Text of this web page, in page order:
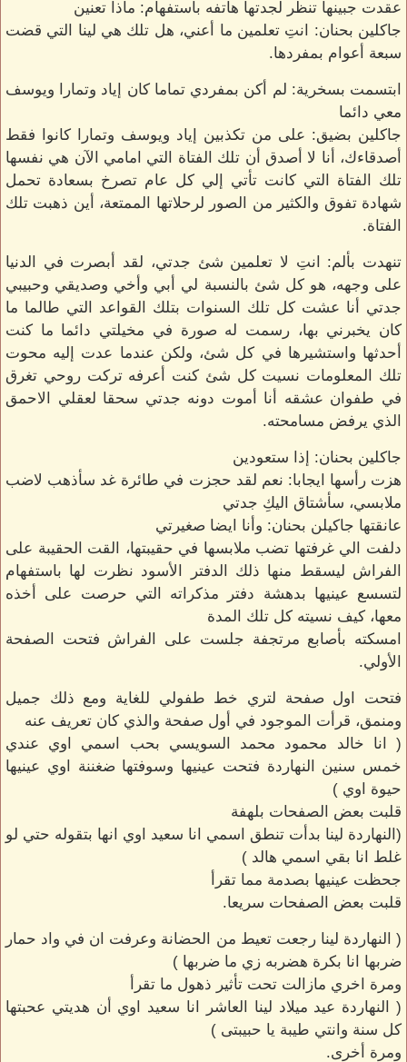
عقدت جبينها تنظر لجدتها هاتفه باستفهام: ماذا تعنين
جاكلين بحنان: انتِ تعلمين ما أعني، هل تلك هي لينا التي قضت
سبعة أعوام بمفردها.
ابتسمت بسخرية: لم أكن بمفردي تماما كان إياد وتمارا ويوسف
معي دائما
جاكلين بضيق: على من تكذبين إياد ويوسف وتمارا كانوا فقط
أصدقاءك، أنا لا أصدق أن تلك الفتاة التي امامي الآن هي نفسها
تلك الفتاة التي كانت تأتي إلي كل عام تصرخ بسعادة تحمل
شهادة تفوق والكثير من الصور لرحلاتها الممتعة، أين ذهبت تلك
الفتاة.
تنهدت بألم: انتِ لا تعلمين شئ جدتي، لقد أبصرت في الدنيا
على وجهه، هو كل شئ بالنسبة لي أبي وأخي وصديقي وحبيبي
جدتي أنا عشت كل تلك السنوات بتلك القواعد التي طالما ما
كان يخبرني بها، رسمت له صورة في مخيلتي دائما ما كنت
أحدثها واستشيرها في كل شئ، ولكن عندما عدت إليه محوت
تلك المعلومات نسيت كل شئ كنت أعرفه تركت روحي تغرق
في طفوان عشقه أنا أموت دونه جدتي سحقا لعقلي الاحمق
الذي يرفض مسامحته.
جاكلين بحنان: إذا ستعودين
هزت رأسها ايجابا: نعم لقد حجزت في طائرة غد سأذهب لاضب
ملابسي، سأشتاق اليكِ جدتي
عانقتها جاكيلن بحنان: وأنا ايضا صغيرتي
دلفت الي غرفتها تضب ملابسها في حقيبتها، القت الحقيبة على
الفراش ليسقط منها ذلك الدفتر الأسود نظرت لها باستفهام
لتسسع عينيها بدهشة دفتر مذكراته التي حرصت على أخذه
معها، كيف نسيته كل تلك المدة
امسكته بأصابع مرتجفة جلست على الفراش فتحت الصفحة
الأولي.
فتحت اول صفحة لتري خط طفولي للغاية ومع ذلك جميل
ومنمق، قرأت الموجود في أول صفحة والذي كان تعريف عنه
( انا خالد محمود محمد السويسي بحب اسمي اوي عندي
خمس سنين النهاردة فتحت عينيها وسوفتها ضغننة اوي عينيها
حيوة اوي )
قلبت بعض الصفحات بلهفة
(النهاردة لينا بدأت تنطق اسمي انا سعيد اوي انها بتقوله حتي لو
غلط انا بقي اسمي هالد )
جحظت عينيها بصدمة مما تقرأ
قلبت بعض الصفحات سريعا.
( النهاردة لينا رجعت تعيط من الحضانة وعرفت ان في واد حمار
ضربها انا بكرة هضربه زي ما ضربها )
ومرة اخري مازالت تحت تأثير ذهول ما تقرأ
( النهاردة عيد ميلاد لينا العاشر انا سعيد اوي أن هديتي عحبتها
كل سنة وانتي طيبة يا حبيبتى )
ومرة أخرى.